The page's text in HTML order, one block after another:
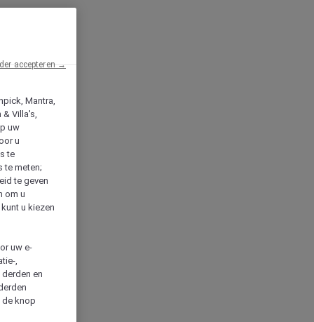
Mantra,
& Villa's,
uw
u
te
te meten;
te geven
om u
u kiezen
uw e-
,
en
de knop
accepteren →